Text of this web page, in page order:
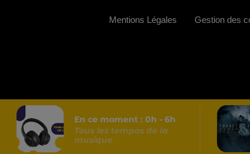
En ce moment : 0h - 6h
Tous les tempos de la
musique
Mentions Légales Gestion des